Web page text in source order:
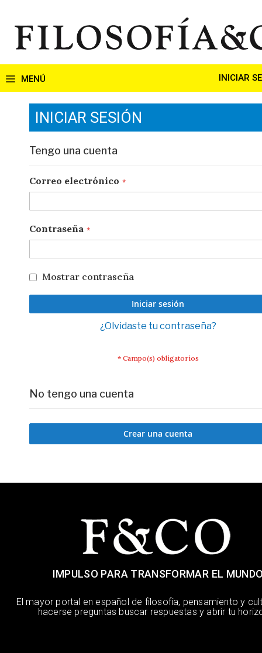
contenido
INICIAR
INICIAR SESIÓN
Tengo una cuenta
Correo electrónico
Contraseña
Mostrar contraseña
Iniciar sesión
¿Olvidaste tu contraseña?
No tengo una cuenta
Crear una cuenta
IMPULSO PARA TRANSFORMAR EL
El mayor portal en español de filosofía, pensamiento y
hacerse preguntas buscar respuestas y abrir tu